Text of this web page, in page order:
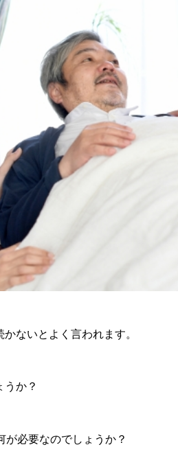
ないとよく言われます。
うか？
必要なのでしょうか？